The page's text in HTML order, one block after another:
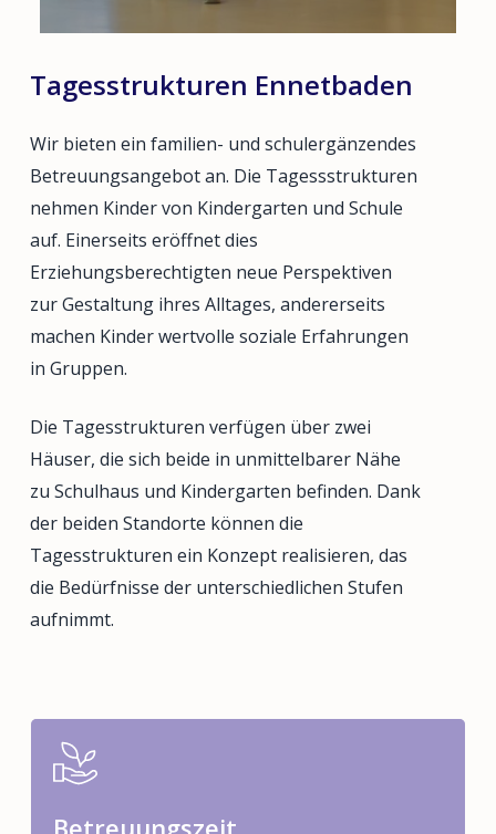
Tagesstrukturen Ennetbaden
Wir bieten ein familien- und schulergänzendes
Betreuungsangebot an. Die Tagessstrukturen
nehmen Kinder von Kindergarten und Schule
auf. Einerseits eröffnet dies
Erziehungsberechtigten neue Perspektiven
zur Gestaltung ihres Alltages, andererseits
machen Kinder wertvolle soziale Erfahrungen
in Gruppen.
Die Tagesstrukturen verfügen über zwei
Häuser, die sich beide in unmittelbarer Nähe
zu Schulhaus und Kindergarten befinden. Dank
der beiden Standorte können die
Tagesstrukturen ein Konzept realisieren, das
die Bedürfnisse der unterschiedlichen Stufen
aufnimmt.
Betreuungszeit